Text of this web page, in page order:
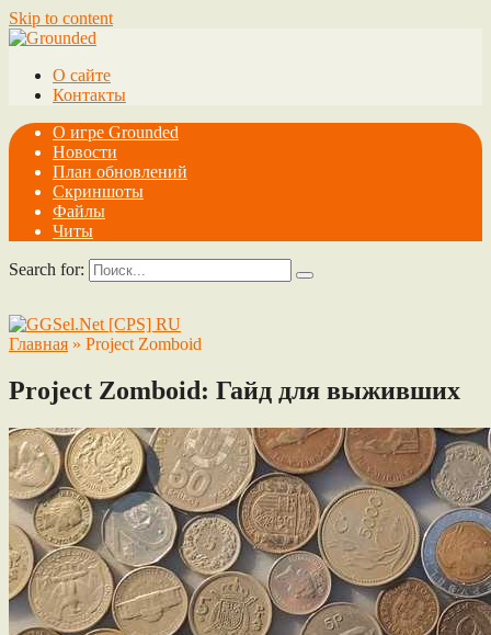
Skip to content
О сайте
Контакты
О игре Grounded
Новости
План обновлений
Скриншоты
Файлы
Читы
Search for:
Главная » Project Zomboid
Project Zomboid: Гайд для выживших